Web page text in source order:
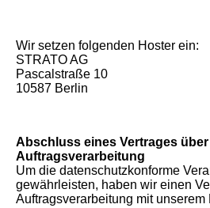
Wir setzen folgenden Hoster ein:
STRATO AG
Pascalstraße 10
10587 Berlin
Abschluss eines Vertrages über
Auftragsverarbeitung
Um die datenschutzkonforme
gewährleisten, haben wir einen
Auftragsverarbeitung mit unserem